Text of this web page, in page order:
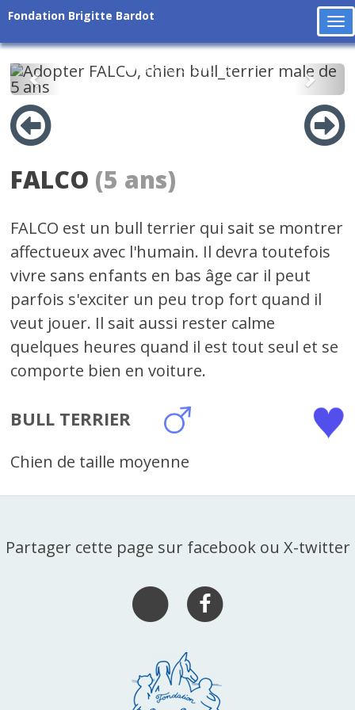
Fondation Brigitte Bardot
Précédent
FALCO (5 ans)
FALCO est un bull terrier qui sait se montrer
affectueux avec l'humain. Il devra toutefois
vivre sans enfants en bas âge car il peut
parfois s'exciter un peu trop fort quand il
veut jouer. Il sait aussi rester calme
quelques heures quand il est tout seul et se
comporte bien en voiture.
BULL TERRIER
Chien de taille moyenne
Partager cette page sur facebook ou X-twitter